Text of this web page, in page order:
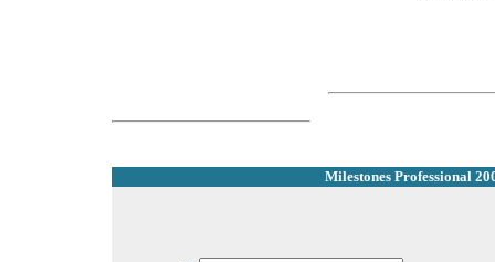
Milestones Professional